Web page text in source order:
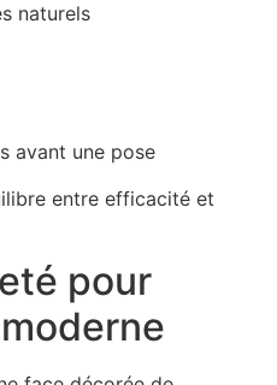
naturels
avant une pose
entre efficacité et
pour